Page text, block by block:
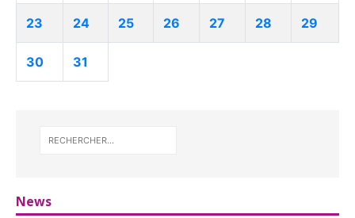
23 24 25 26 27 28 29
30 31
News